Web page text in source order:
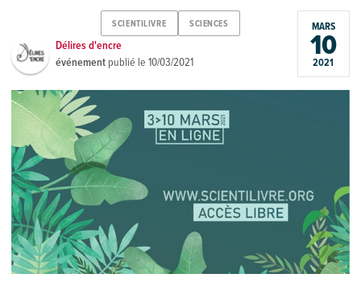
SCIENTILIVRE SCIENCES
Délires d'encre
événement publié le10/03/2021
MARS
10
2021